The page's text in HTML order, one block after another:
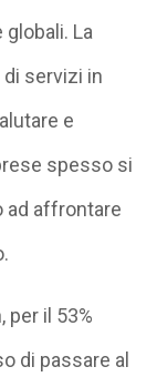
La
servizi in
e
spesso si
ad affrontare
per il 53%
di passare al